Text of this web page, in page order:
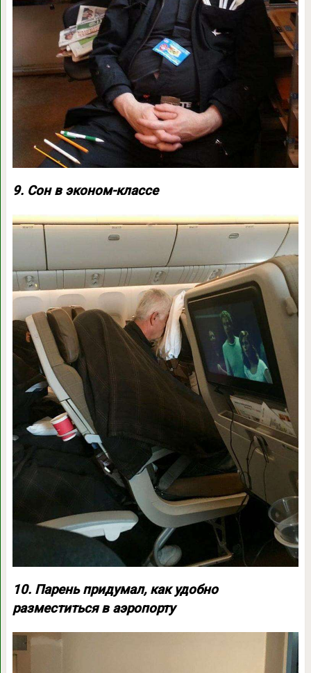
9. Сон в эконом-классе
10. Парень придумал, как удобно
разместиться в аэропорту